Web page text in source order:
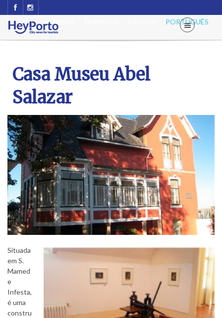
PORTUGUÊS
ESPAÑOL
Casa Museu Abel
Salazar
Situada
em S.
Mamed
e
Infesta,
é uma
constru